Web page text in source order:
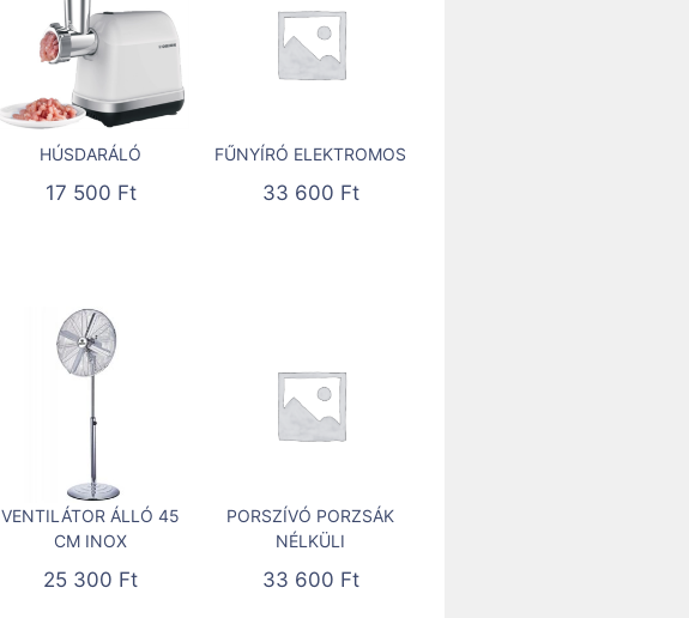
HÚSDARÁLÓ
17 500 Ft
FŰNYÍRÓ ELEKTROMOS
33 600 Ft
VENTILÁTOR ÁLLÓ 45
CM INOX
25 300 Ft
PORSZÍVÓ PORZSÁK
NÉLKÜLI
33 600 Ft